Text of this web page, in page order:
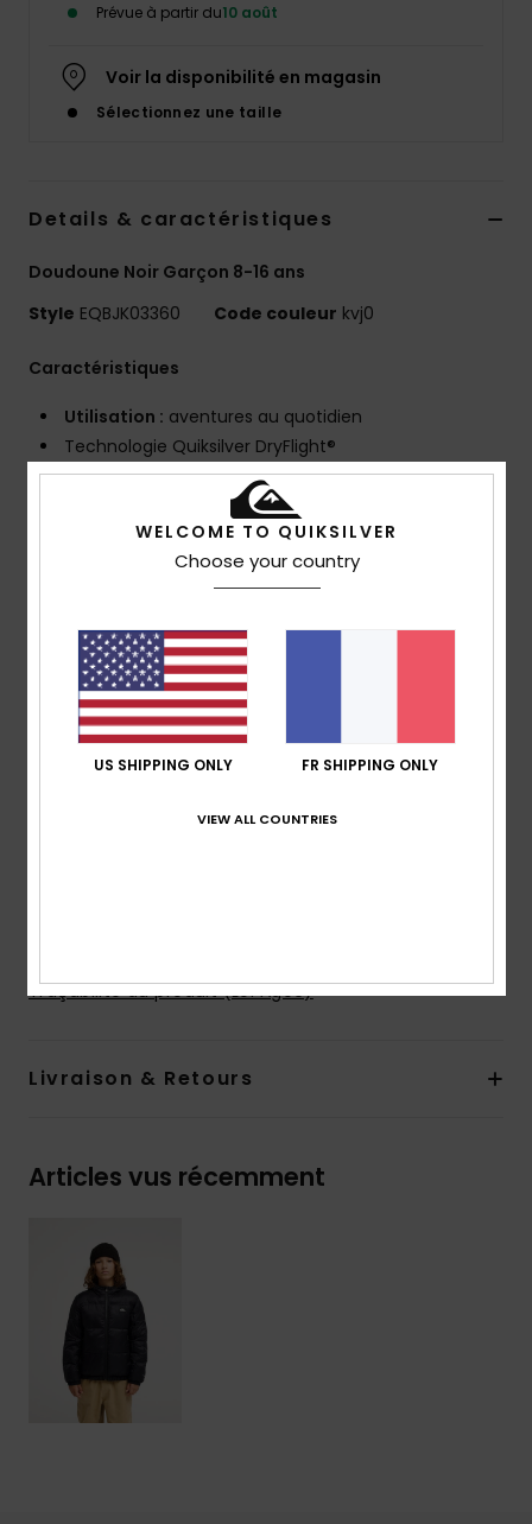
Prévue à partir du10 août
Voir la disponibilité en magasin
Sélectionnez une taille
Details & caractéristiques
Doudoune Noir Garçon 8-16 ans
Style EQBJK03360 Code couleur kvj0
Caractéristiques
Utilisation : aventures au quotidien
Technologie Quiksilver DryFlight®
Note WarmFlight® :3/3
Poids du garnissage :220 g/m²
MADE BETTER
74 % nylon recyclé pré-consommation et polyester
Traitement hydrofuge sans PFC
Matière :toile en polyester recyclé [38 g/m2]
Caractéristiques :
Coupe :Regular
Doublure :nylon recyclé [65 g/m²]
Capuche :fixe avec cordon de serrage
Traçabilité du produit (Loi Agec)
Livraison & Retours
Articles vus récemment
WELCOME TO QUIKSILVER
Choose your country
US SHIPPING ONLY FR SHIPPING ONLY
VIEW ALL COUNTRIES